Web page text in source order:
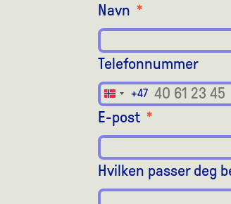
Navn *
Telefonnummer
Norway
+47
+47
E-post *
Hvilken passer deg